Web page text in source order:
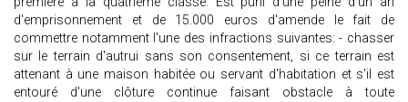
d'emprisonnement et de 15.000 euros d'amende le fait de
commettre notamment l'une des infractions suivantes: - chasser
sur le terrain d'autrui sans son consentement, si ce terrain est
attenant à une maison habitée ou servant d'habitation et s'il est
entouré d'une clôture continue faisant obstacle à toute